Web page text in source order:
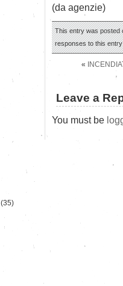
(da agenzie)
This entry was posted
responses to this
«
Leave a
You must be
(35)